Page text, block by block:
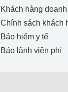
Khách hàng
Chính sách khách
Bảo hiểm y tế
Bảo lãnh viện phí